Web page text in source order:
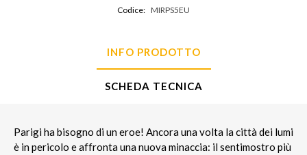
Codice: MIRPS5EU
INFO PRODOTTO
SCHEDA TECNICA
Parigi ha bisogno di un eroe! Ancora una volta la città dei lumi
è in pericolo e affronta una nuova minaccia: il sentimostro più